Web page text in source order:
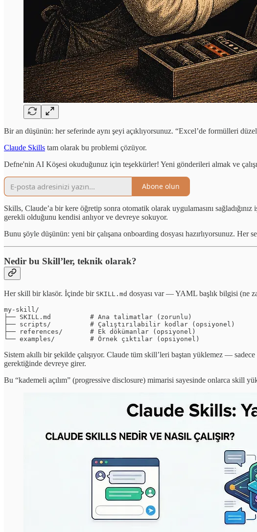
Bir an düşünün: her seferinde aynı şeyi açıklıyorsunuz. “Excel’de formülleri
Claude Skills tam olarak bu problemi çözüyor.
Defne'nin AI Köşesi okuduğunuz için teşekkürler! Yeni gönderileri almak ve
Abone olun
Skills, Claude’a bir kere öğretip sonra otomatik olarak uygulamasını
gerekli olduğunu kendisi anlıyor ve devreye sokuyor.
Bunu şöyle düşünün: yeni bir çalışana onboarding dosyası hazırlıyorsunuz.
Nedir bu Skill’ler, teknik olarak?
Her skill bir klasör. İçinde bir SKILL.md dosyası var — YAML başlık bilgisi (ne
my-skill/
├── SKILL.md          # Ana talimatlar (zorunlu)
├── scripts/          # Çalıştırılabilir kodlar (opsiyonel)
├── references/       # Ek dökümanlar (opsiyonel)
└── examples/         # Örnek çıktılar (opsiyonel)
Sistem akıllı bir şekilde çalışıyor. Claude tüm skill’leri baştan yüklemez —
gerektiğinde devreye girer.
Bu “kademeli açılım” (progressive disclosure) mimarisi sayesinde onlarca skill